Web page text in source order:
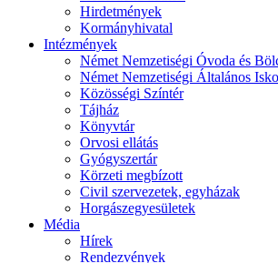
Hirdetmények
Kormányhivatal
Intézmények
Német Nemzetiségi Óvoda és
Német Nemzetiségi Általános
Közösségi Színtér
Tájház
Könyvtár
Orvosi ellátás
Gyógyszertár
Körzeti megbízott
Civil szervezetek, egyházak
Horgászegyesületek
Média
Hírek
Rendezvények